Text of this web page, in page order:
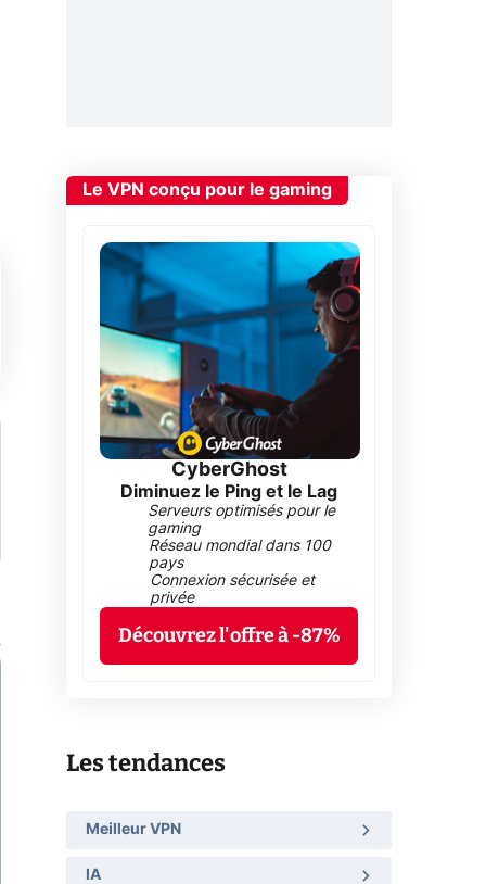
Le VPN conçu pour le gaming
CyberGhost
Diminuez le Ping et le Lag
Serveurs optimisés pour le
gaming
Réseau mondial dans 100
pays
Connexion sécurisée et
privée
Découvrez l'offre à -87%
Les tendances
Meilleur VPN
IA